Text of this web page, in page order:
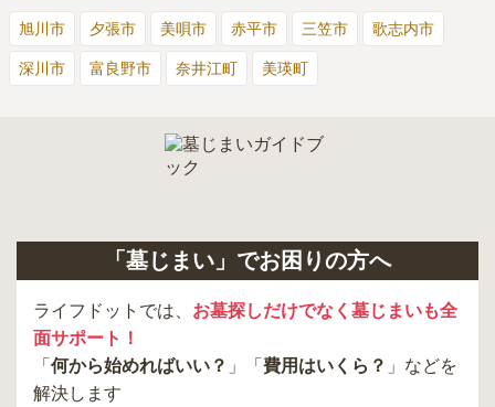
旭川市 夕張市 美唄市 赤平市 三笠市 歌志内市
深川市 富良野市 奈井江町 美瑛町
「墓じまい」でお困りの方へ
ライフドットでは、 お墓探しだけでなく墓じまいも全
面サポート！
「 何から始めればいい？ 」「 費用はいくら？ 」などを
解決します